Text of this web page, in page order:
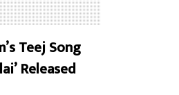
Teej Song
Released